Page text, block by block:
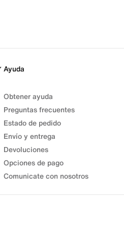
Ayuda
Obtener ayuda
Preguntas frecuentes
Estado de pedido
Envío y entrega
Devoluciones
Opciones de pago
Comunicate con nosotros